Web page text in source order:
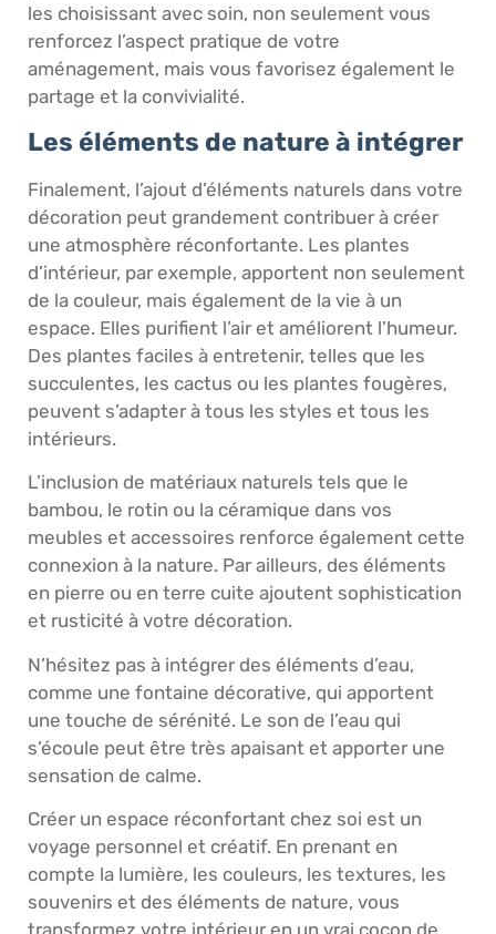
les choisissant avec soin, non seulement vous
renforcez l’aspect pratique de votre
aménagement, mais vous favorisez également le
partage et la convivialité.
Les éléments de nature à intégrer
Finalement, l’ajout d’éléments naturels dans votre
décoration peut grandement contribuer à créer
une atmosphère réconfortante. Les plantes
d’intérieur, par exemple, apportent non seulement
de la couleur, mais également de la vie à un
espace. Elles purifient l’air et améliorent l’humeur.
Des plantes faciles à entretenir, telles que les
succulentes, les cactus ou les plantes fougères,
peuvent s’adapter à tous les styles et tous les
intérieurs.
L’inclusion de matériaux naturels tels que le
bambou, le rotin ou la céramique dans vos
meubles et accessoires renforce également cette
connexion à la nature. Par ailleurs, des éléments
en pierre ou en terre cuite ajoutent sophistication
et rusticité à votre décoration.
N’hésitez pas à intégrer des éléments d’eau,
comme une fontaine décorative, qui apportent
une touche de sérénité. Le son de l’eau qui
s’écoule peut être très apaisant et apporter une
sensation de calme.
Créer un espace réconfortant chez soi est un
voyage personnel et créatif. En prenant en
compte la lumière, les couleurs, les textures, les
souvenirs et des éléments de nature, vous